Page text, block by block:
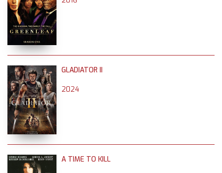
GLADIATOR II
2024
A TIME TO KILL